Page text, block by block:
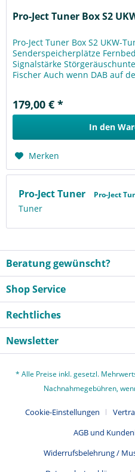
Pro-Ject Tuner Box S2
Pro-Ject Tuner Box S2 UKW-
Senderspeicherplätze
Signalstärke
Fischer Auch wenn DAB auf
179,00 € *
In den
Merken
Pro-Ject Tuner Pro-Ject
Tuner
Beratung gewünscht?
Shop Service
Rechtliches
Newsletter
* Alle Preise inkl. gesetzl.
Nachnahmegebühren,
Cookie-Einstellungen
AGB und
Widerrufsbelehrung /